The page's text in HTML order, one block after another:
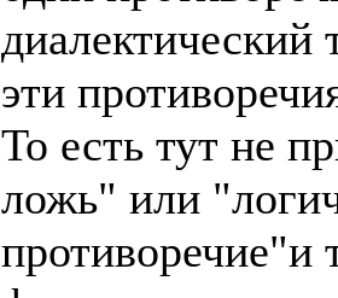
диалектический
эти
То есть тут не
ложь" или
противоречие"и